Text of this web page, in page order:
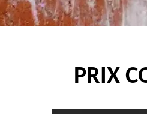
PRIX